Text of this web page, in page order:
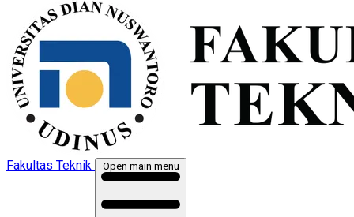
Fakultas Teknik Open main menu